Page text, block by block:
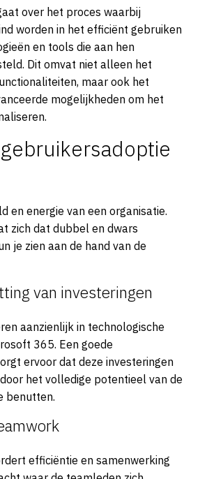
over het proces waarbij
worden in het efficiënt gebruiken
en tools die aan hen
Dit omvat niet alleen het
maar ook het
mogelijkheden om het
en energie van een organisatie.
zich dat dubbel en dwars
je zien aan de hand van de
van investeringen
aanzienlijk in technologische
365. Een goede
ervoor dat deze investeringen
het volledige potentieel van de
benutten.
efficiëntie en samenwerking